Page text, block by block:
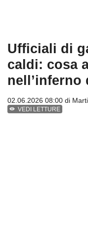
Ufficiali di
caldi: cosa
nell’inferno
02.06.2026 08:00 di
VEDI LETTURE